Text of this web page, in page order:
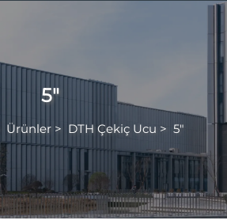
5"
Ürünler> DTH Çekiç Ucu > 5"